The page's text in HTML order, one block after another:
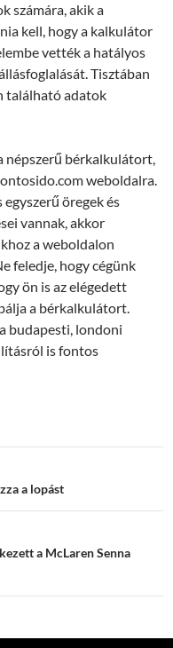
számára, akik a
kell, hogy a kalkulátor
vették a hatályos
Tisztában
található adatok
népszerű bérkalkulátort,
weboldalra.
öregek és
vannak, akkor
a weboldalon
feledje, hogy cégünk
ön is az elégedett
a bérkalkulátort.
budapesti, londoni
is fontos
a lopást
a McLaren Senna